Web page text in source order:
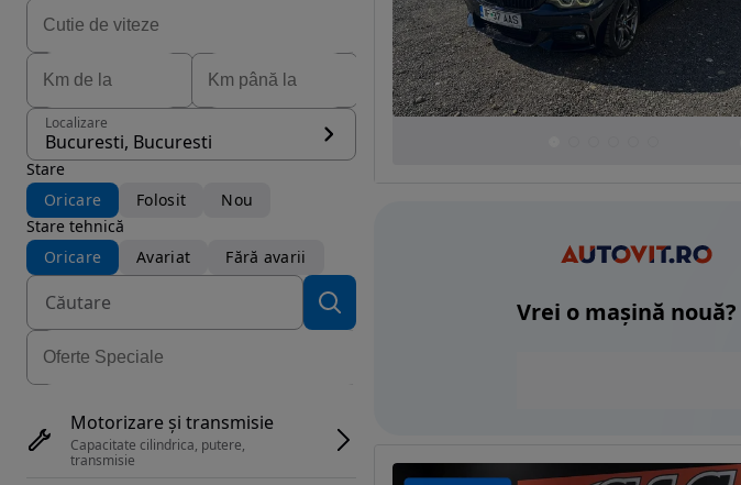
Localizare
Bucuresti, Bucuresti
Stare
Oricare
Folosit
Nou
Stare tehnică
Oricare
Avariat Fără avarii
Motorizare și transmisie
Capacitate cilindrica, putere,
transmisie
Vrei o mașină nouă?